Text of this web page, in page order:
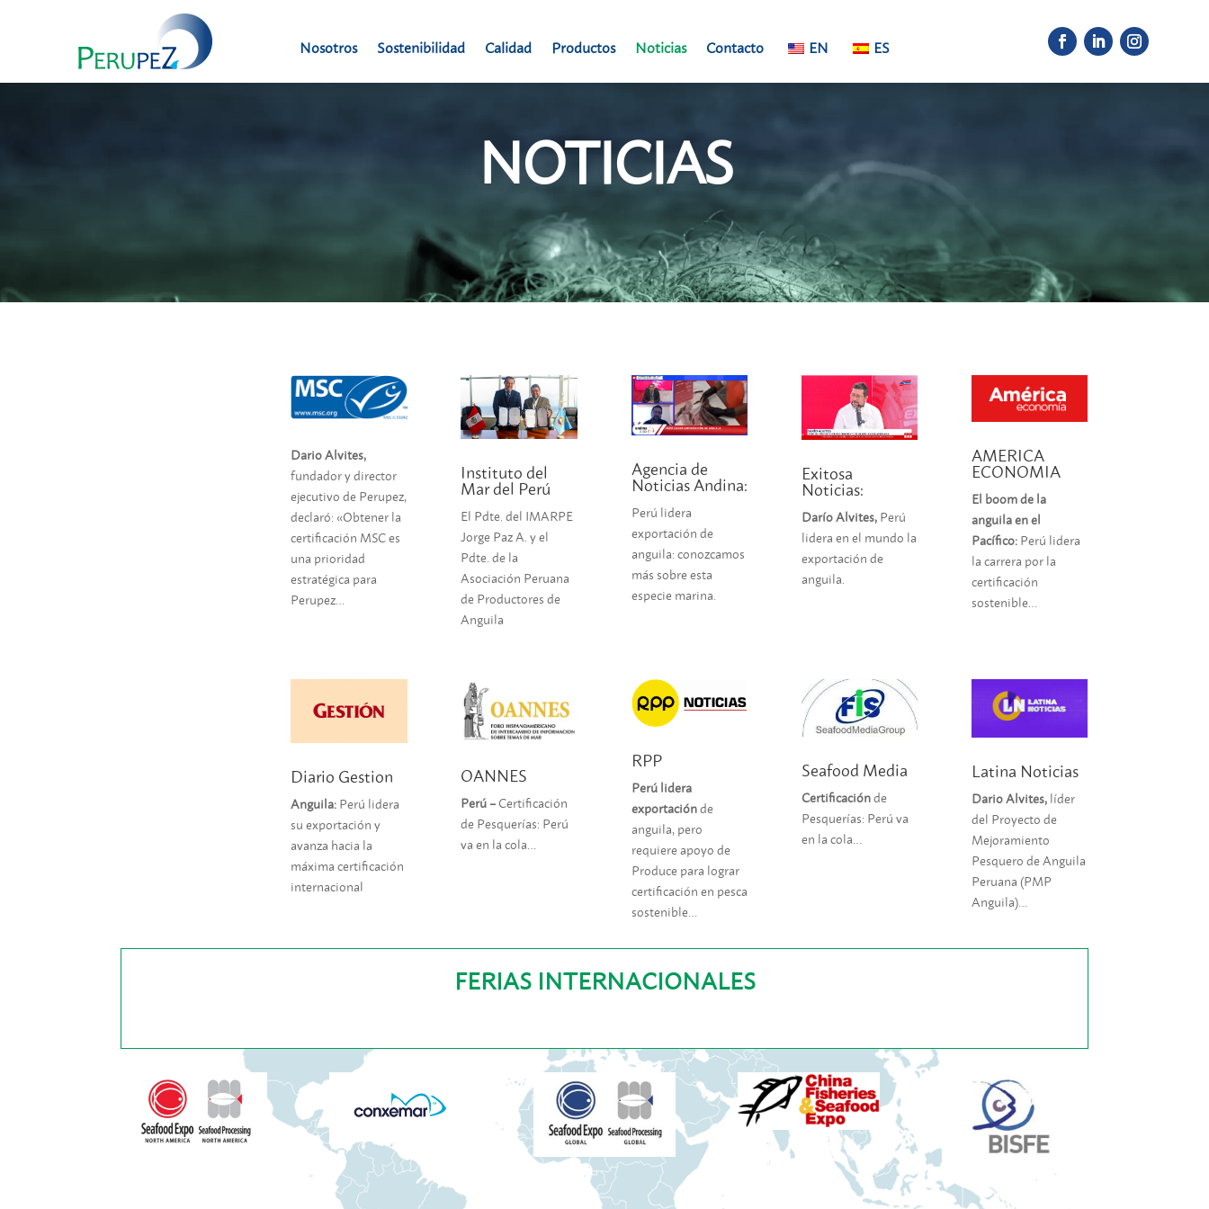
Nosotros Sostenibilidad Calidad Productos Noticias Contacto EN ES
NOTICIAS
Dario Alvites,
fundador y director
ejecutivo de Perupez,
declaró: «Obtener la
certificación MSC es
una prioridad
estratégica para
Perupez…
Instituto del
Mar del Perú
El Pdte. del IMARPE
Jorge Paz A. y el
Pdte. de la
Asociación Peruana
de Productores de
Anguila
Agencia de
Noticias Andina:
Perú lidera
exportación de
anguila: conozcamos
más sobre esta
especie marina.
Exitosa
Noticias:
Darío Alvites,Perú
lidera en el mundo la
exportación de
anguila.
AMERICA
ECONOMIA
El boom de la
anguila en el
Pacífico:Perú lidera
la carrera por la
certificación
sostenible…
Diario Gestion
Anguila: Perú lidera
su exportación y
avanza hacia la
máxima certificación
internacional
OANNES
Perú – Certificación
de Pesquerías: Perú
va en la cola…
RPP
Perú lidera
exportaciónde
anguila, pero
requiere apoyo de
Produce para lograr
certificación en pesca
sostenible…
Seafood Media
Certificación de
Pesquerías: Perú va
en la cola…
Latina Noticias
Dario Alvites,líder
del Proyecto de
Mejoramiento
Pesquero de Anguila
Peruana (PMP
Anguila)…
FERIAS INTERNACIONALES